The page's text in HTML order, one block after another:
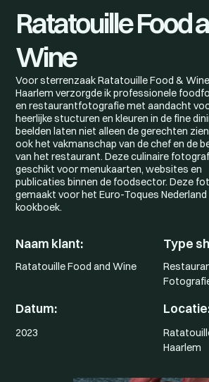
Ratatouille Food
Wine
Voor sterrenzaak Ratatouille Food &
Haarlem verzorgde ik professionele
en restaurantfotografie met aandacht
heerlijke stucturen en kleuren in de fine
beelden laten niet alleen de gerechten
ook het vakmanschap van de chef en de
van het restaurant. Deze culinaire
geschikt voor menukaarten, websites en
publicaties binnen de foodsector. Deze
gemaakt voor het Euro-Toques Nederland
kookboek.
Naam klant:
Ratatouille Food and Wine
Type
Datum:
2023
Haarlem